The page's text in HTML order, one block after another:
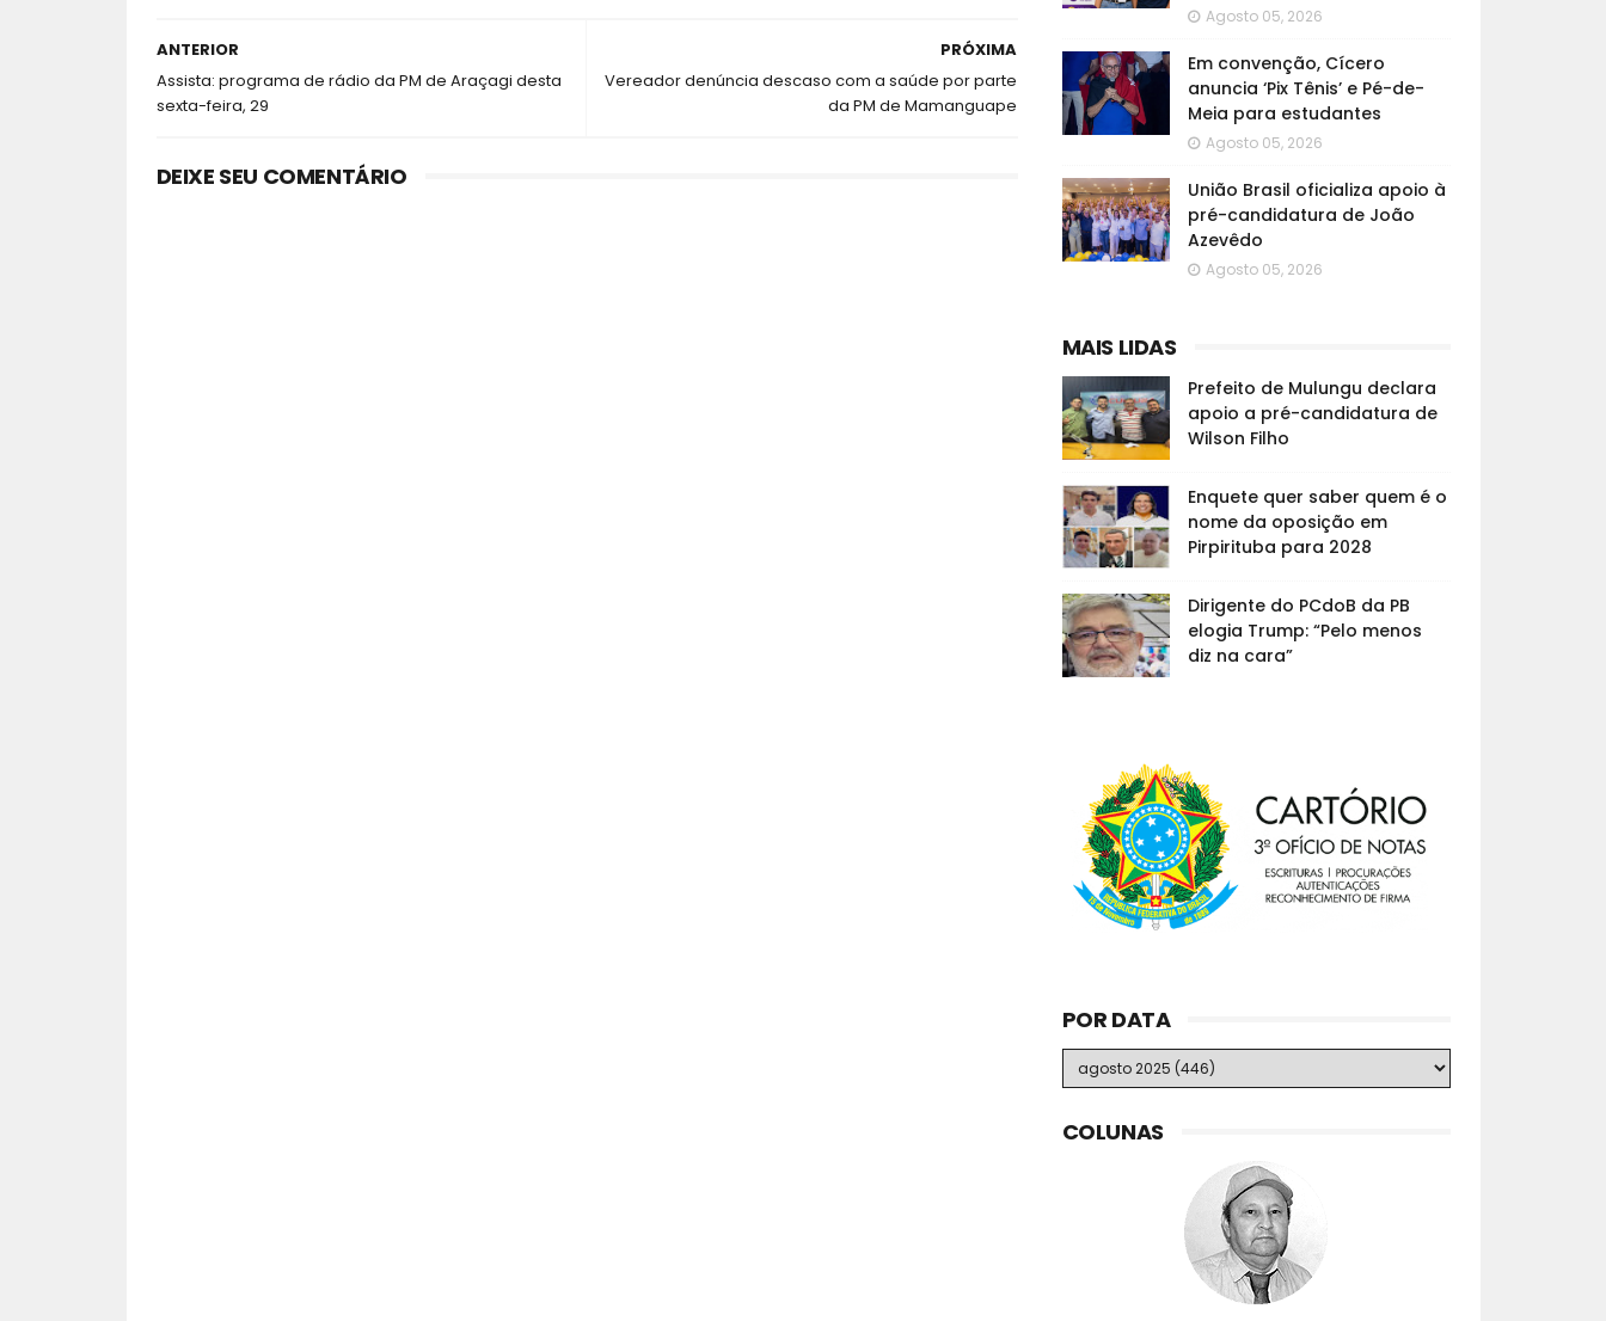
PRÓXIMA
Vereador denúncia descaso com a saúde por parte
da PM de Mamanguape
ANTERIOR
Assista: programa de rádio da PM de Araçagi desta
sexta-feira, 29
DEIXE SEU COMENTÁRIO
Agosto 05, 2026
Em convenção, Cícero
anuncia ‘Pix Tênis’ e Pé-de-
Meia para estudantes
Agosto 05, 2026
União Brasil oficializa apoio à
pré-candidatura de João
Azevêdo
Agosto 05, 2026
MAIS LIDAS
Prefeito de Mulungu declara
apoio a pré-candidatura de
Wilson Filho
Enquete quer saber quem é o
nome da oposição em
Pirpirituba para 2028
Dirigente do PCdoB da PB
elogia Trump: “Pelo menos
diz na cara”
POR DATA
COLUNAS